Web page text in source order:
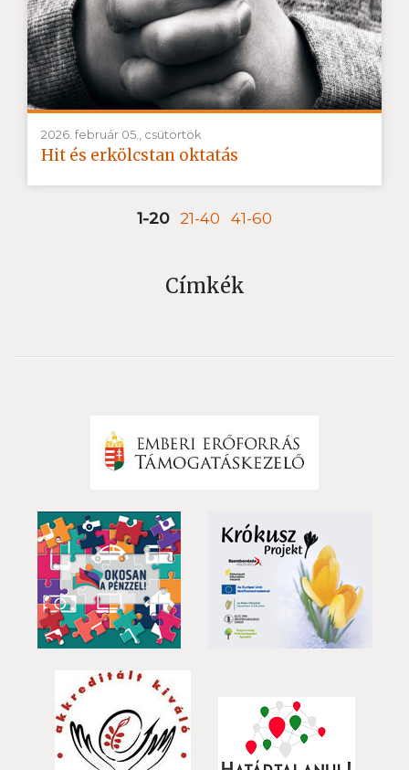
2026. február 05., csütörtök
Hit és erkölcstan oktatás
1-20 21-40 41-60
Címkék